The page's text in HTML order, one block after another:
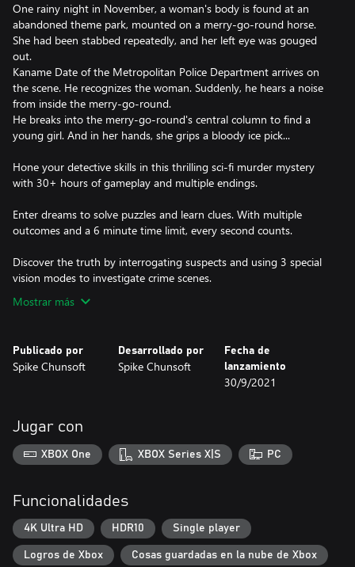
One rainy night in November, a woman's body is found at an
abandoned theme park, mounted on a merry-go-round horse.
She had been stabbed repeatedly, and her left eye was gouged
out.
Kaname Date of the Metropolitan Police Department arrives on
the scene. He recognizes the woman. Suddenly, he hears a noise
from inside the merry-go-round.
He breaks into the merry-go-round's central column to find a
young girl. And in her hands, she grips a bloody ice pick...
Hone your detective skills in this thrilling sci-fi murder mystery
with 30+ hours of gameplay and multiple endings.
Enter dreams to solve puzzles and learn clues. With multiple
outcomes and a 6 minute time limit, every second counts.
Discover the truth by interrogating suspects and using 3 special
vision modes to investigate crime scenes.
Mostrar más
Publicado por
Spike Chunsoft
Desarrollado por
Spike Chunsoft
Fecha de
lanzamiento
30/9/2021
Jugar con
XBOX One XBOX Series X|S PC
Funcionalidades
4K Ultra HD HDR10 Single player
Logros de Xbox Cosas guardadas en la nube de Xbox